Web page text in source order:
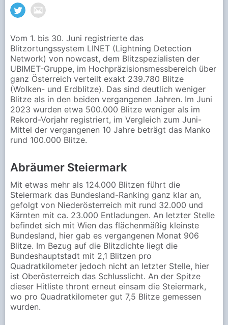
Vom 1. bis 30. Juni registrierte das
Blitzortungssystem LINET (Lightning Detection
Network) von nowcast, dem Blitzspezialisten der
UBIMET-Gruppe, im Hochpräzisionsmessbereich über
ganz Österreich verteilt exakt 239.780 Blitze
(Wolken- und Erdblitze). Das sind deutlich weniger
Blitze als in den beiden vergangenen Jahren. Im Juni
2023 wurden etwa 500.000 Blitze weniger als im
Rekord-Vorjahr registriert, im Vergleich zum Juni-
Mittel der vergangenen 10 Jahre beträgt das Manko
rund 100.000 Blitze.
Abräumer Steiermark
Mit etwas mehr als 124.000 Blitzen führt die
Steiermark das Bundesland-Ranking ganz klar an,
gefolgt von Niederösterreich mit rund 32.000 und
Kärnten mit ca. 23.000 Entladungen. An letzter Stelle
befindet sich mit Wien das flächenmäßig kleinste
Bundesland, hier gab es vergangenen Monat 906
Blitze. Im Bezug auf die Blitzdichte liegt die
Bundeshauptstadt mit 2,1 Blitzen pro
Quadratkilometer jedoch nicht an letzter Stelle, hier
ist Oberösterreich das Schlusslicht. An der Spitze
dieser Hitliste thront erneut einsam die Steiermark,
wo pro Quadratkilometer gut 7,5 Blitze gemessen
wurden.